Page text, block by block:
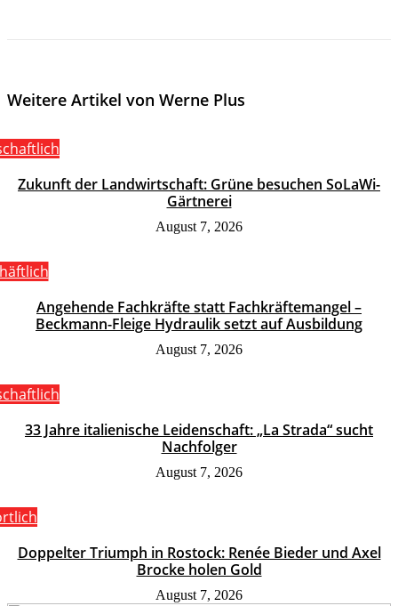
Weitere Artikel von Werne Plus
Zukunft der Landwirtschaft: Grüne besuchen SoLaWi-
Gärtnerei
August 7, 2026
Angehende Fachkräfte statt Fachkräftemangel –
Beckmann-Fleige Hydraulik setzt auf Ausbildung
August 7, 2026
33 Jahre italienische Leidenschaft: „La Strada“ sucht
Nachfolger
August 7, 2026
Doppelter Triumph in Rostock: Renée Bieder und Axel
Brocke holen Gold
August 7, 2026